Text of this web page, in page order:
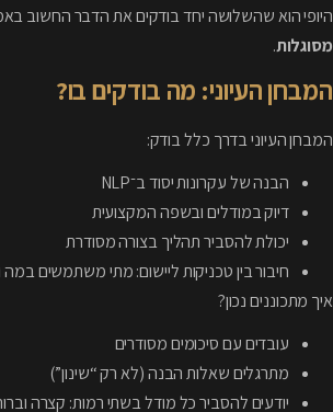
היופי הוא שהשלושה יחד בודקים את הדבר החשוב
מסוגלות.
המבחן העיוני: מה בודקים בו?
המבחן העיוני בדרך כלל בודק:
הבנה של עקרונות יסוד ב־NLP
דיוק במודלים ובשפה המקצועית
יכולת להסביר תהליך בצורה מסודרת
חיבור בין טכניקות ליישום: מתי משתמשים
איך מתכוננים נכון?
עובדים עם סיכומים מסודרים
מתרגלים שאלות הבנה (לא רק “שינון”)
יודעים להסביר כל מודל בשתי רמות: קצרה